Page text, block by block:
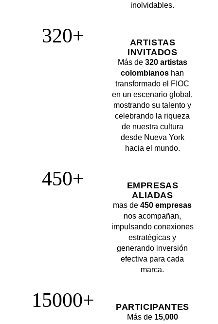
inolvidables.
320+
ARTISTAS
INVITADOS
Más de 320 artistas
colombianos han
transformado el FIOC
en un escenario global,
mostrando su talento y
celebrando la riqueza
de nuestra cultura
desde Nueva York
hacia el mundo.
450+
EMPRESAS
ALIADAS
mas de450 empresas
nos acompañan,
impulsando conexiones
estratégicas y
generando inversión
efectiva para cada
marca.
15000+ PARTICIPANTES
Más de 15,000